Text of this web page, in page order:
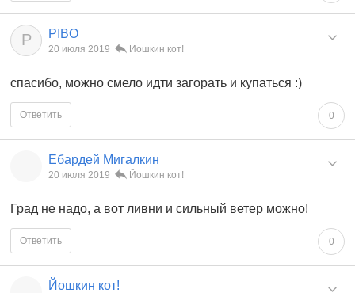
P PIBO
20 июля 2019 Йошкин кот!
спасибо, можно смело идти загорать и купаться :)
0
Ответить
Ебардей Мигалкин
20 июля 2019 Йошкин кот!
Град не надо, а вот ливни и сильный ветер можно!
0
Ответить
Йошкин кот!